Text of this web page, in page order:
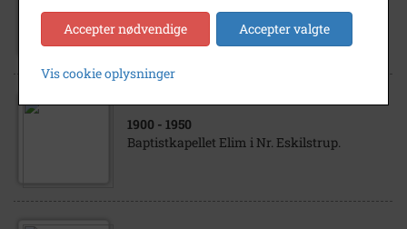
Baptistkapellet Elim, Nr. Eskilstrup
1900 - 1950
Baptistkapellet Elim i Nr. Eskilstrup.
Accepter nødvendige Accepter valgte
Vis cookie oplysninger